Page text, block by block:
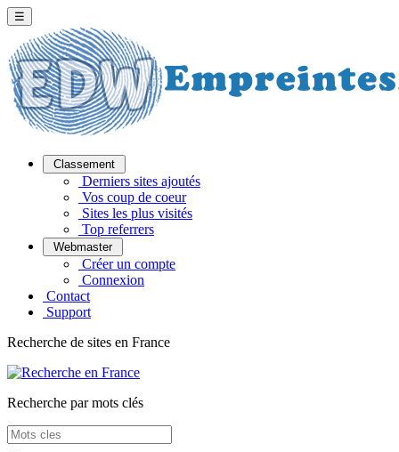
☰
Classement
Derniers sites ajoutés
Vos coup de coeur
Sites les plus visités
Top referrers
Webmaster
Créer un compte
Connexion
Contact
Support
Recherche de sites en France
Recherche par mots clés